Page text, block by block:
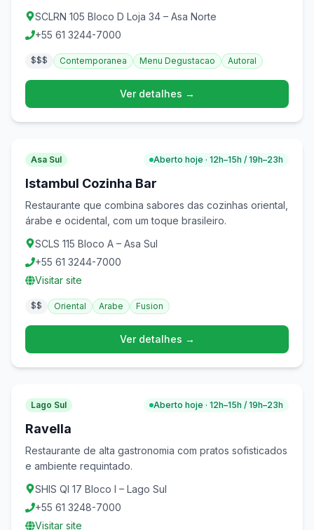
brasileira.
SCLRN 105 Bloco D Loja 34 – Asa Norte
+55 61 3244-7000
$$$ Contemporanea Menu Degustacao Autoral
Ver detalhes →
Asa Sul Aberto hoje · 12h–15h / 19h–23h
Istambul Cozinha Bar
Restaurante que combina sabores das cozinhas oriental,
árabe e ocidental, com um toque brasileiro.
SCLS 115 Bloco A – Asa Sul
+55 61 3244-7000
Visitar site
$$ Oriental Arabe Fusion
Ver detalhes →
Lago Sul Aberto hoje · 12h–15h / 19h–23h
Ravella
Restaurante de alta gastronomia com pratos sofisticados
e ambiente requintado.
SHIS QI 17 Bloco I – Lago Sul
+55 61 3248-7000
Visitar site